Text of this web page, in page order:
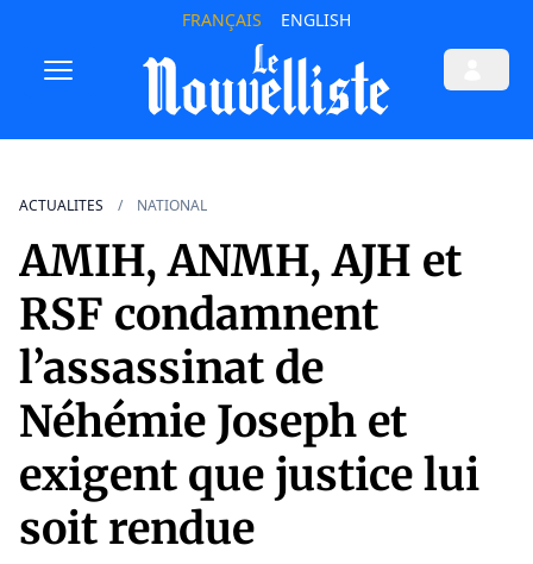
FRANÇAIS ENGLISH
ACTUALITES NATIONAL
AMIH, ANMH, AJH et
RSF condamnent
l’assassinat de
Néhémie Joseph et
exigent que justice lui
soit rendue